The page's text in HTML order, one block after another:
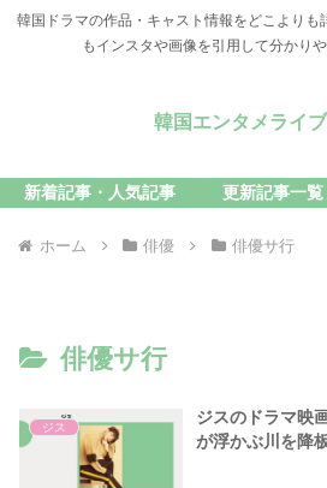
韓国ドラマの作品・キャスト情報をどこよりも
もインスタや画像を引用して分かり
韓国エンタメライ
新着記事・人気記事 更新記事一覧
ホーム 俳優 俳優サ行
俳優サ行
ジス
ジスのドラマ映
が浮かぶ川を降